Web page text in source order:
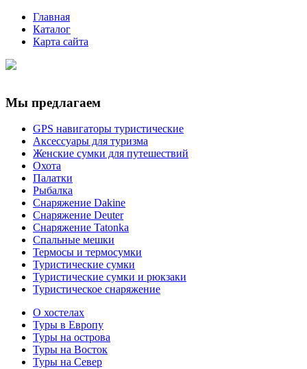
Главная
Каталог
Карта сайта
Мы предлагаем
GPS навигаторы туристические
Аксессуары для туризма
Женские сумки для путешествий
Охота
Палатки
Рыбалка
Снаряжение Dakine
Снаряжение Deuter
Снаряжение Tatonka
Спальные мешки
Термосы и термосумки
Туристические сумки
Туристические сумки и рюкзаки
Туристическое снаряжение
О хостелах
Туры в Европу
Туры на острова
Туры на Восток
Туры на Север